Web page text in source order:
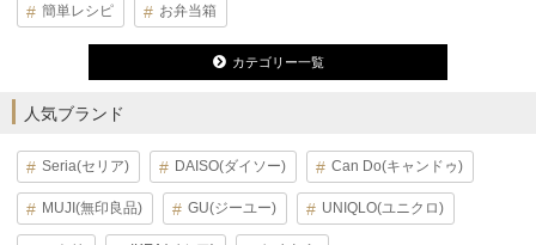
簡単レシピ お弁当箱
カテゴリー一覧
人気ブランド
Seria(セリア) DAISO(ダイソー) Can Do(キャンドゥ)
MUJI(無印良品) GU(ジーユー) UNIQLO(ユニクロ)